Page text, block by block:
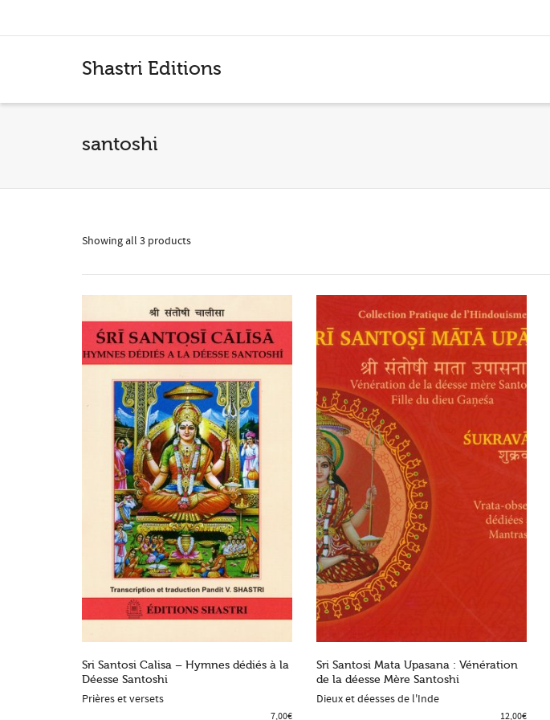
I'm looking forproductin a sizesize. Show me thecolouritems.
Shastri Editions
santoshi
Showing all 3 products
Sri Santosi Calisa – Hymnes dédiés à la
Déesse Santoshi
Prières et versets
7,00€
Sri Santosi Mata Upasana : Vénération
de la déesse Mère Santoshi
Dieux et déesses de l'Inde
12,00€